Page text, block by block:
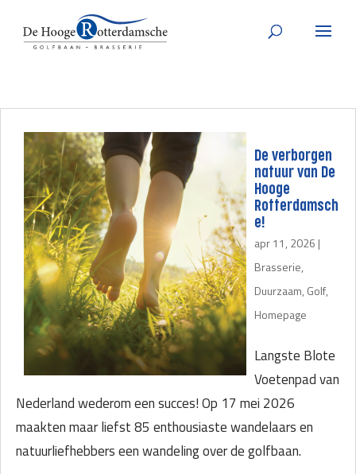
De verborgen
natuur van De
Hooge
Rotterdamsch
e!
apr 11, 2026 |
Brasserie,
Duurzaam, Golf,
Homepage
Langste Blote
Voetenpad van
Nederland wederom een succes! Op 17 mei 2026
maakten maar liefst 85 enthousiaste wandelaars en
natuurliefhebbers een wandeling over de golfbaan.